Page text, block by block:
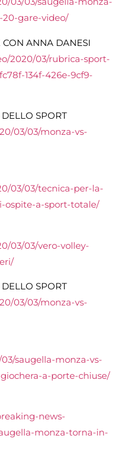
20-gare-video/
CON ANNA DANESI
2020/03/rubrica-sport-
134f-426e-9cf9-
SPORT
03/03/monza-vs-
03/03/tecnica-per-la-
ospite-a-sport-totale/
03/03/vero-volley-
SPORT
03/03/monza-vs-
saugella-monza-vs-
a-porte-chiuse/
news-
monza-torna-in-